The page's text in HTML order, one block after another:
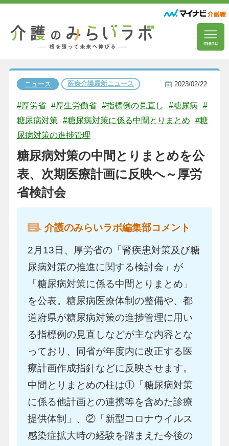
ニュース 医療介護最新ニュース 2023/02/22
#厚労省 #厚生労働省 #指標例の見直し #糖尿病
#
糖尿病対策 #糖尿病対策に係る中間とりまとめ
#糖
尿病対策の進捗管理
糖尿病対策の中間とりまとめを公
表、次期医療計画に反映へ～厚労
省検討会
介護のみらいラボ編集部コメント
2月13日、厚労省の「腎疾患対策及び糖
尿病対策の推進に関する検討会」が
「糖尿病対策に係る中間とりまとめ」
を公表。糖尿病医療体制の整備や、都
道府県が糖尿病対策の進捗管理に用い
る指標例の見直しなどが主な内容とな
っており、同省が年度内に改正する医
療計画作成指針などに反映させます。
中間とりまとめの柱は①「糖尿病対策
に係る他計画との連携等を含めた診療
提供体制」、②「新型コロナウイルス
感染症拡大時の経験を踏まえた今後の